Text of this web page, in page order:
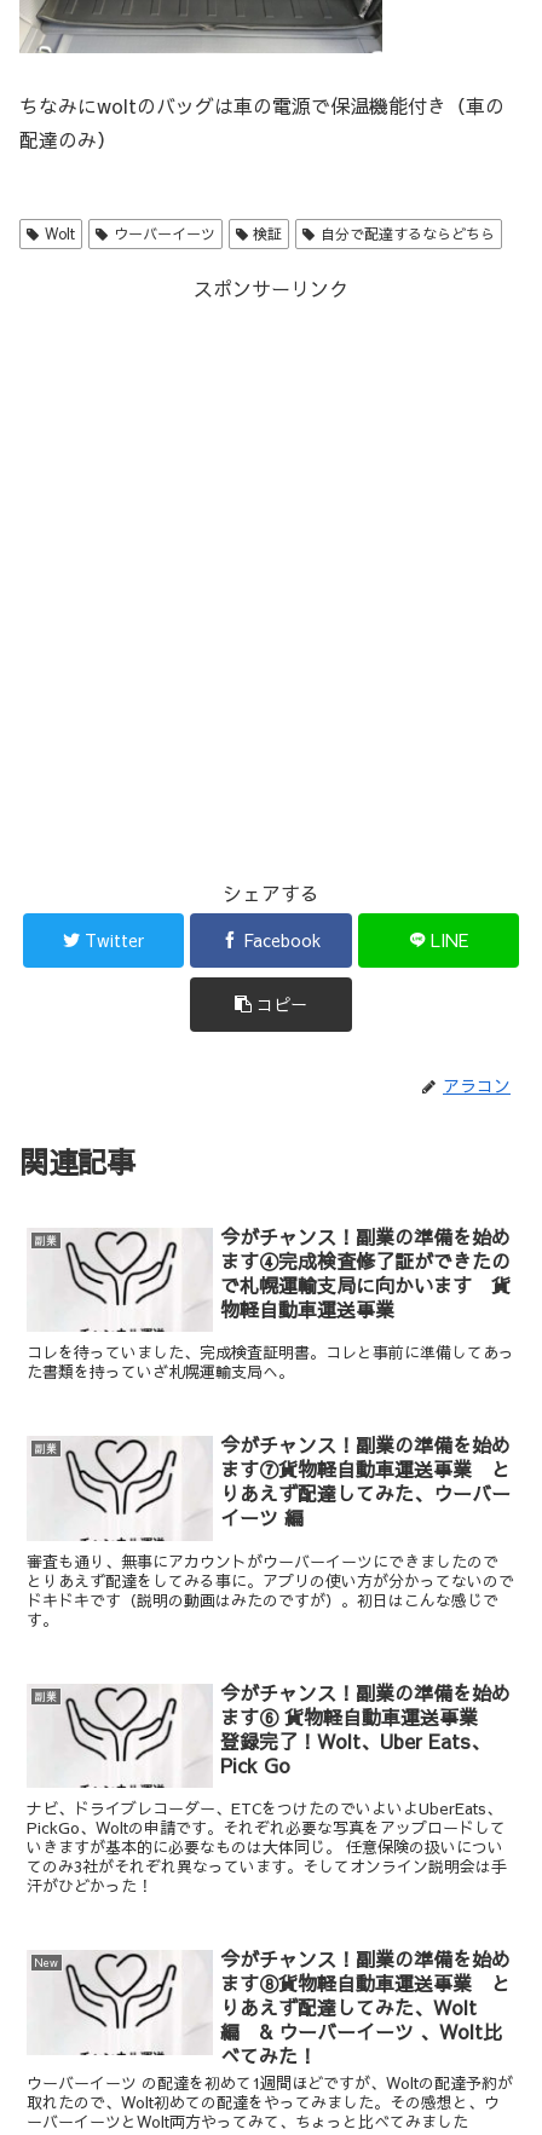
ちなみにwoltのバッグは車の電源で保温機能付き（車の
配達のみ）
Wolt ウーバーイーツ 検証 自分で配達するならどちら
スポンサーリンク
シェアする
Twitter Facebook LINE
コピー
アラコン
関連記事
副業
今がチャンス！副業の準備を始め
ます④完成検査修了証ができたの
で札幌運輸支局に向かいます 貨
物軽自動車運送事業
コレを待っていました、完成検査証明書。コレと事前に準備してあっ
た書類を持っていざ札幌運輸支局へ。
副業
今がチャンス！副業の準備を始め
ます⑦貨物軽自動車運送事業 と
りあえず配達してみた、ウーバー
イーツ 編
審査も通り、無事にアカウントがウーバーイーツにできましたので
とりあえず配達をしてみる事に。アプリの使い方が分かってないので
ドキドキです（説明の動画はみたのですが）。初日はこんな感じで
す。
副業
今がチャンス！副業の準備を始め
ます⑥ 貨物軽自動車運送事業
登録完了！Wolt、Uber Eats、
Pick Go
ナビ、ドライブレコーダー、ETCをつけたのでいよいよUberEats、
PickGo、Woltの申請です。それぞれ必要な写真をアップロードして
いきますが基本的に必要なものは大体同じ。 任意保険の扱いについ
てのみ3社がそれぞれ異なっています。そしてオンライン説明会は手
汗がひどかった！
New
今がチャンス！副業の準備を始め
ます⑧貨物軽自動車運送事業 と
りあえず配達してみた、Wolt
編 & ウーバーイーツ 、Wolt比
べてみた！
ウーバーイーツ の配達を初めて1週間ほどですが、Woltの配達予約が
取れたので、Wolt初めての配達をやってみました。その感想と、ウ
ーバーイーツとWolt両方やってみて、ちょっと比べてみました